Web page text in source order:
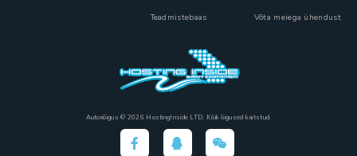
Teadmistebaas Võta meiega ühendust
Autoriõigus © 2026 HostingInside LTD. Kõik õigused kaitstud.